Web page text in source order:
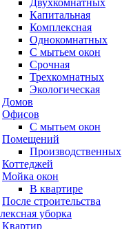
Двухкомнатных
Капитальная
Комплексная
Однокомнатных
С мытьем окон
Срочная
Трехкомнатных
Экологическая
Домов
Офисов
С мытьем окон
Помещений
Производственных
Коттеджей
Мойка окон
В квартире
После строительства
уборка
Квартир